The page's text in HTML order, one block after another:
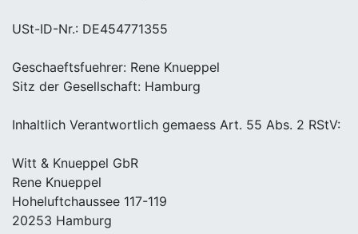
USt-ID-Nr.: DE454771355
Geschaeftsfuehrer: Rene Knueppel
Sitz der Gesellschaft: Hamburg
Inhaltlich Verantwortlich gemaess Art. 55 Abs. 2 RStV:
Witt & Knueppel GbR
Rene Knueppel
Hoheluftchaussee 117-119
20253 Hamburg